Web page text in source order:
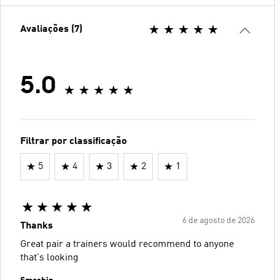
Avaliações (7)
5.0
Filtrar por classificação
5 4 3 2 1
6 de agosto de 2026
Thanks
Great pair a trainers would recommend to anyone
that's looking